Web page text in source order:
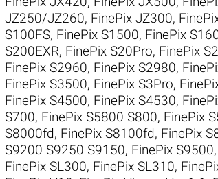
JZ250/JZ260, FinePix JZ300,
S100FS, FinePix S1500, FinePix
S200EXR, FinePix S20Pro, FinePix
FinePix S2960, FinePix S2980,
FinePix S3500, FinePix S3Pro,
FinePix S4500, FinePix S4530,
S700, FinePix S5800 S800, FinePix
S8000fd, FinePix S8100fd, FinePix
S9200 S9250 S9150, FinePix S9500,
FinePix SL300, FinePix SL310,